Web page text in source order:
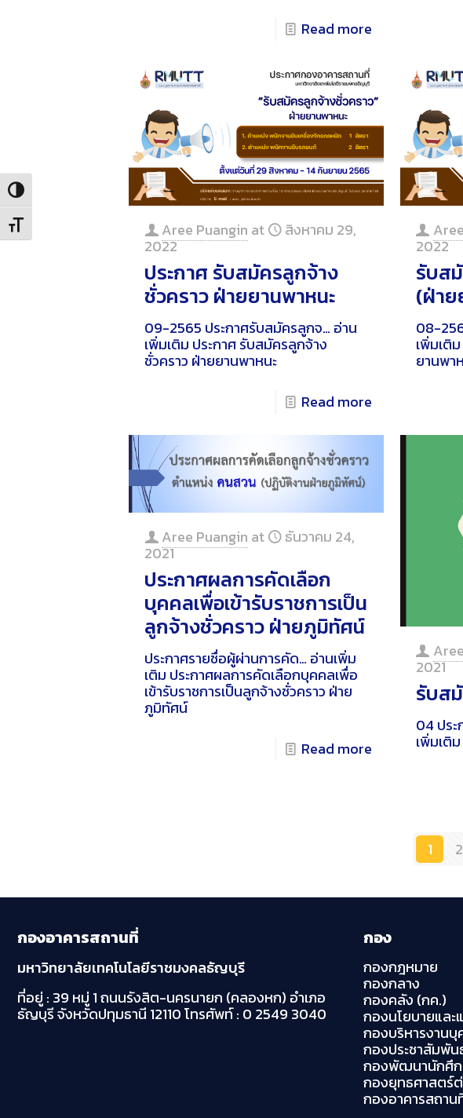
Toggle High Contrast
Toggle Font size
Read more
Aree Puangin at สิงหาคม 29,
2022
ประกาศ รับสมัครลูกจ้าง
ชั่วคราว ฝ่ายยานพาหนะ
09-2565 ประกาศรับสมัครลูกจ… อ่าน
เพิ่มเติม ประกาศ รับสมัครลูกจ้าง
ชั่วคราว ฝ่ายยานพาหนะ
Read more
2022
รับส
(ฝ่าย
08-
เพิ่มเติม
ยานพา
Aree Puangin at ธันวาคม 24,
2021
ประกาศผลการคัดเลือก
บุคคลเพื่อเข้ารับราชการเป็น
ลูกจ้างชั่วคราว ฝ่ายภูมิทัศน์
ประกาศรายชื่อผู้ผ่านการคัด… อ่านเพิ่ม
เติม ประกาศผลการคัดเลือกบุคคลเพื่อ
เข้ารับราชการเป็นลูกจ้างชั่วคราว ฝ่าย
ภูมิทัศน์
Read more
2021
รับส
04 ปร
เพิ่มเติม
1 2
กองอาคารสถานที่
มหาวิทยาลัยเทคโนโลยีราชมงคลธัญบุรี
ที่อยู่ : 39 หมู่ 1 ถนนรังสิต-นครนายก (คลองหก) อำเภอ
ธัญบุรี จังหวัดปทุมธานี 12110โทรศัพท์ : 0 2549 3040
กอง
กองกฎหมาย
กองกลาง
กองคลัง (กค.)
กองนโยบายแล
กองบริหารงาน
กองประชาสัมพัน
กองพัฒนานักศึก
กองยุทธศาสตร์ต่
กองอาคารสถาน